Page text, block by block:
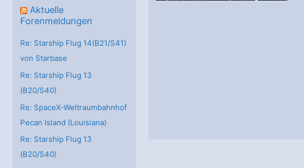
Aktuelle
Forenmeldungen
Re: Starship Flug 14(B21/S41)
von Starbase
Re: Starship Flug 13
(B20/S40)
Re: SpaceX-Weltraumbahnhof
Pecan Island (Louisiana)
Re: Starship Flug 13
(B20/S40)